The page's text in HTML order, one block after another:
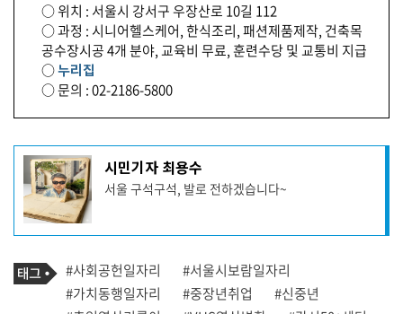
○ 위치 : 서울시 강서구 우장산로 10길 112
○ 과정 : 시니어헬스케어, 한식조리, 패션제품제작, 건축목
공수장시공 4개 분야, 교육비 무료, 훈련수당 및 교통비 지급
○누리집
○ 문의 : 02-2186-5800
기
사
작
성
자
프
필
시민기자 최용수
서울 구석구석, 발로 전하겠습니다~
기
사
관
련
태
그
#사회공헌일자리
#서울시보람일자리
#가치동행일자리
#중장년취업
#신중년